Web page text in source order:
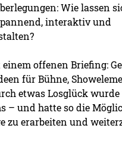
Wie lassen
interaktiv und
offenen Briefing:
für Bühne,
etwas Losglück wurde
– und hatte so die
zu erarbeiten und